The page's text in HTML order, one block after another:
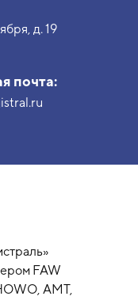
д. 19
почта:
FAW
AMT,